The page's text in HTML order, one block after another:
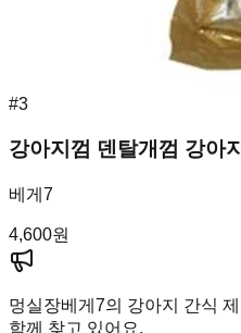
#3
강아지껌 덴탈개껌 강아
베게7
4,600원
멍실장베게7의 강아지 간식
함께 찾고 있어요.